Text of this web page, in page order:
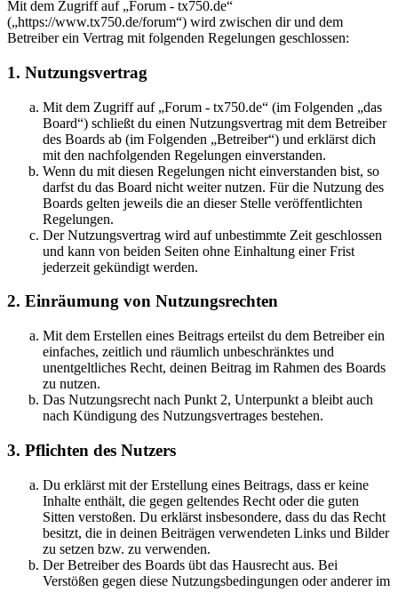
Mit dem Zugriff auf „Forum - tx750.de“
(„https://www.tx750.de/forum“) wird zwischen dir und dem
Betreiber ein Vertrag mit folgenden Regelungen geschlossen:
1. Nutzungsvertrag
Mit dem Zugriff auf „Forum - tx750.de“ (im Folgenden „das
Board“) schließt du einen Nutzungsvertrag mit dem Betreiber
des Boards ab (im Folgenden „Betreiber“) und erklärst dich
mit den nachfolgenden Regelungen einverstanden.
Wenn du mit diesen Regelungen nicht einverstanden bist, so
darfst du das Board nicht weiter nutzen. Für die Nutzung des
Boards gelten jeweils die an dieser Stelle veröffentlichten
Regelungen.
Der Nutzungsvertrag wird auf unbestimmte Zeit geschlossen
und kann von beiden Seiten ohne Einhaltung einer Frist
jederzeit gekündigt werden.
2. Einräumung von Nutzungsrechten
Mit dem Erstellen eines Beitrags erteilst du dem Betreiber ein
einfaches, zeitlich und räumlich unbeschränktes und
unentgeltliches Recht, deinen Beitrag im Rahmen des Boards
zu nutzen.
Das Nutzungsrecht nach Punkt 2, Unterpunkt a bleibt auch
nach Kündigung des Nutzungsvertrages bestehen.
3. Pflichten des Nutzers
Du erklärst mit der Erstellung eines Beitrags, dass er keine
Inhalte enthält, die gegen geltendes Recht oder die guten
Sitten verstoßen. Du erklärst insbesondere, dass du das Recht
besitzt, die in deinen Beiträgen verwendeten Links und Bilder
zu setzen bzw. zu verwenden.
Der Betreiber des Boards übt das Hausrecht aus. Bei
Verstößen gegen diese Nutzungsbedingungen oder anderer im